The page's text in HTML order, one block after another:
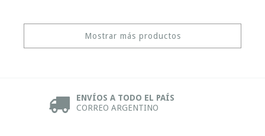
Mostrar más productos
ENVÍOS A TODO EL PAÍS
CORREO ARGENTINO